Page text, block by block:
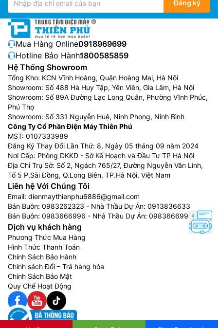
Đăng ký
Mua Hàng Online:0918969699
Hotline Bảo Hành:1800585859
Hệ Thống Showroom
Tổng Kho: KCN Vĩnh Hoàng, Quận Hoàng Mai, Hà Nội
Showroom: Số 488 Hà Huy Tập, Yên Viên, Gia Lâm, Hà Nội
Showroom: Số 89A Đường Lạc Long Quân, Phường Vĩnh Phúc,
Phú Thọ
Showroom: Số 331 Nguyễn Huệ, Ninh Phong, Ninh Bình
Công Ty Cổ Phần Điện Máy Thiên Phú
MST: 0107333989
Đăng Ký Thay Đổi Lần Thứ: 8, Ngày 05 tháng 09 năm 2024
Nơi Cấp: Phòng DKKD - Sở Kế Hoạch và Đầu Tư TP Hà Nội
Địa Chỉ Trụ Sở: Số 2, Ngách 765/27, Đường Nguyễn Văn Linh,
Tổ 5 P.Sài Đồng, Q.Long Biên, TP.Hà Nội, Việt Nam
Liên hệ Với Chúng Tôi
Email: dienmaythienphu6886@gmail.com
Bán Buôn: 0983262323 - Nhà Thầu Dự Án: 0913836633
Bán Buôn: 0983666996 - Nhà Thầu Dự Án: 0983666996
Dịch vụ khách hàng
Phương Thức Mua Hàng
Hình Thức Thanh Toán
Chính Sách Bảo Hành
Chính sách Đổi – Trả hàng hóa
Chính Sách Bảo Mật
Quy Chế Hoạt Động